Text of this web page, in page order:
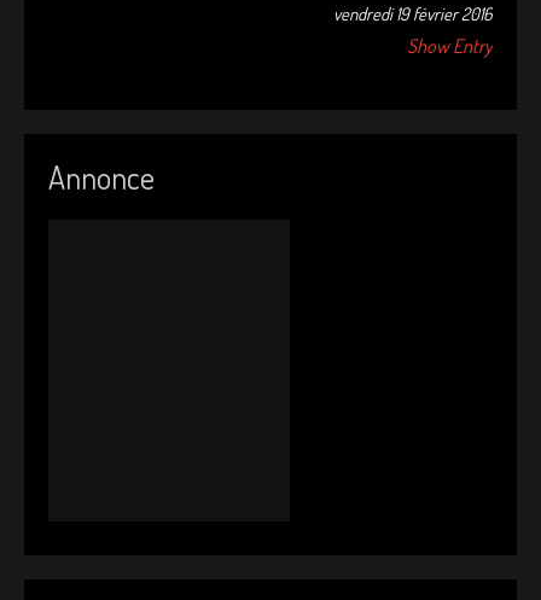
vendredi 19 février 2016
Show Entry
Annonce